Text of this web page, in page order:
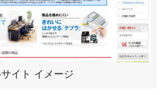
イト イメージ